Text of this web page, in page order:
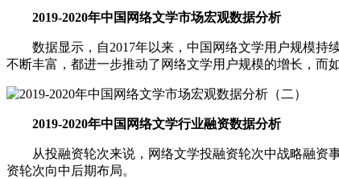
2019-2020年中国网络文学市场宏观数据分析
数据显示，自2017年以来，中国网络文学用户规模持续
不断丰富，都进一步推动了网络文学用户规模的增长，而
2019-2020年中国网络文学行业融资数据分析
从投融资轮次来说，网络文学投融资轮次中战略融资事
资轮次向中后期布局。